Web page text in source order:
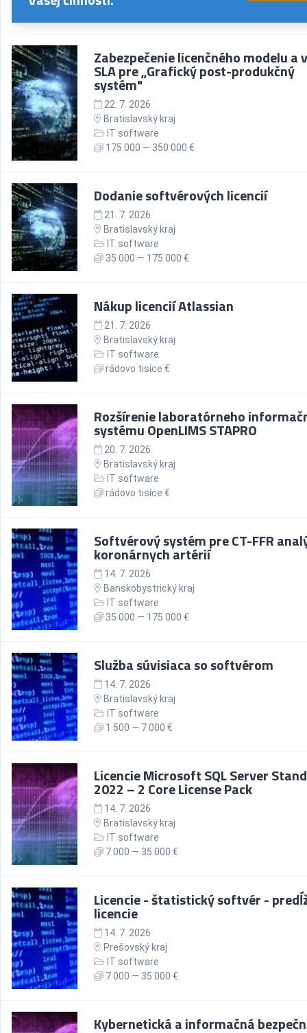
Zabezpečenie licenčného modelu a
SLA pre „Grafický post-produkčný
systém"
22. 7. 2026
Bratislavský kraj
IT software
175 000 — 350 000 €
Dodanie softvérových licencií
21. 7. 2026
Bratislavský kraj
IT software
35 000 — 175 000 €
Nákup licencií Atlassian
21. 7. 2026
Bratislavský kraj
IT software
rádovo tisíce €
Rozšírenie laboratórneho
systému OpenLIMS STAPRO
20. 7. 2026
Bratislavský kraj
IT software
rádovo tisíce €
Softvérový systém pre CT-FFR
koronárnych artérií
14. 7. 2026
Banskobystrický kraj
IT software
35 000 — 175 000 €
Služba súvisiaca so softvérom
14. 7. 2026
Bratislavský kraj
IT software
1 500 — 7 000 €
Licencie Microsoft SQL Server
2022 – 2 Core License Pack
14. 7. 2026
Bratislavský kraj
IT software
7 000 — 35 000 €
Licencie - štatistický softvér -
licencie
14. 7. 2026
Prešovský kraj
IT software
7 000 — 35 000 €
Kybernetická a informačná